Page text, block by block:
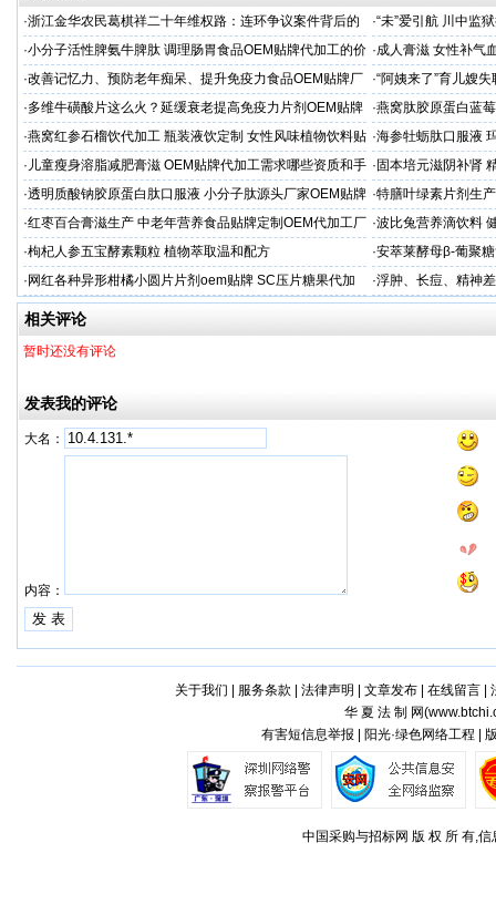
·浙江金华农民葛棋祥二十年维权路：连环争议案件背后的
基层治理困局
·“未”爱引航 川中监
·同心促新生”主题帮
·小分子活性脾氨牛脾肽 调理肠胃食品OEM贴牌代加工的价
格
·成人膏滋 女性补气
·改善记忆力、预防老年痴呆、提升免疫力食品OEM贴牌厂
家
·“阿姨来了”育儿嫂
困难
·多维牛磺酸片这么火？延缓衰老提高免疫力片剂OEM贴牌
服务商
·燕窝肽胶原蛋白蓝
·燕窝红参石榴饮代加工 瓶装液饮定制 女性风味植物饮料贴
牌
·海参牡蛎肽口服液
· 儿童瘦身溶脂减肥膏滋 OEM贴牌代加工需求哪些资质和手
续
· 固本培元滋阴补肾
·透明质酸钠胶原蛋白肽口服液 小分子肽源头厂家OEM贴牌
代加工
·特膳叶绿素片剂生
·红枣百合膏滋生产 中老年营养食品贴牌定制OEM代加工厂
家
·波比兔营养滴饮料
·枸杞人参五宝酵素颗粒 植物萃取温和配方 ·安萃莱酵母β-葡聚
· 网红各种异形柑橘小圆片片剂oem贴牌 SC压片糖果代加
工厂
·浮肿、长痘、精神
加工
相关评论
暂时还没有评论
发表我的评论
大名：
内容：
关于我们 服务条款 法律声明 文章发布| 在线留言|
华 夏 法 制 网(
有害短信息举报 | 阳光·绿色网络工程 |
中国采购与招标网 版 权 所 有,